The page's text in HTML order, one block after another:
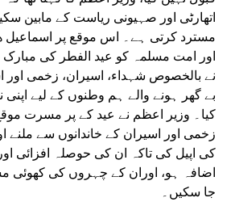
اتھارٹی اور صہیونی ریاست کے مابین
مسترد کرتی ہے۔ اس موقع پر اسماعیل
اور امت مسلمہ کو عید الفطر کی مبارک
نے بالخصوص شہداء، اسیران، زخمی اور
بے گھر ہونے والے ہم وطنوں کے لیے اپنی
کیا۔ وزیر اعظم نے عید کے پر مسرت
زخمی اور اسیران کے خاندانوں سے ملنے
کی اپیل کی تاکہ ان کی حوصلہ افزائی
اضافہ ہو، اوران کے چہروں کی کھوئی
جا سکیں۔